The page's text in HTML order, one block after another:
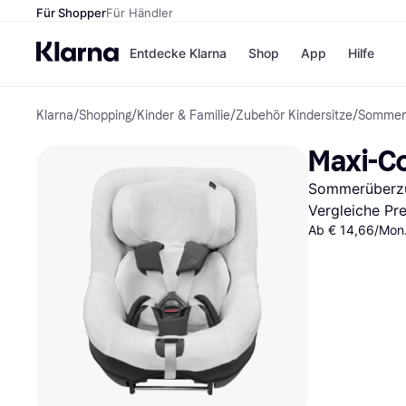
Für ShopperFür Händler
Entdecke Klarna
Zahlungsmethoden
Sofort bezahlen
Bezahle in 3
Bezahle in bis zu 30
Ratenzahlung
Shop
Shops
H&M
Temu
App Hilfe
Klarna/Shopping/Kinder & Familie/Zubehör Kindersitze/
Maxi-
Vergleiche
Ab € 14,66/